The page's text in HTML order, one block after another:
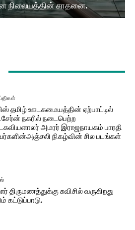
நிலையத்தின் சாதனை.
தமிழ் ஊடகமையத்தின் ஏற்பாட்டில்
நகரில் நடைபெற்ற
அமரர் இராஜநாயகம் பாரதி
நிகழ்வின் சில படங்கள்
திருமணத்துக்கு சுவிசில் வருகிறது
கட்டுப்பாடு.